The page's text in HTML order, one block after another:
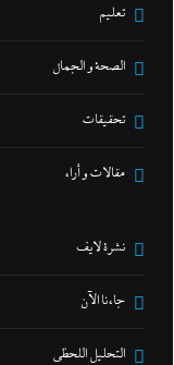
تعليم
الصحة و الجمال
تحقيقات
مقالات و أراء
نشرة لايف
جاءنا الآن
التحليل اللحظي